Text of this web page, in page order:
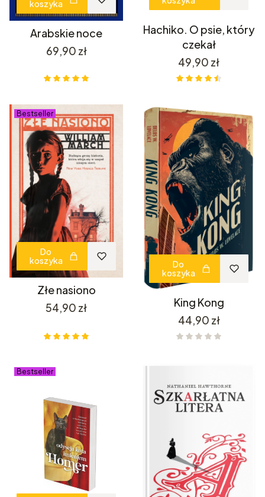
koszyka
Arabskie noce
Cena
69,90 zł
Hachiko. O psie, który
czekał
Cena
49,90 zł
Bestseller
Do
koszyka
Złe nasiono
Cena
54,90 zł
Do
koszyka
King Kong
Cena
44,90 zł
Bestseller